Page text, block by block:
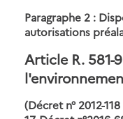
Paragraphe 2 :
autorisations
Article R. 581-
(Décret n° 2012-